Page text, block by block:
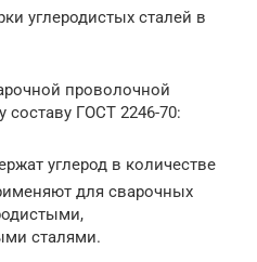
углеродистых сталей в
проволочной
ГОСТ 2246-70:
углерод в количестве
для сварочных
сталями.